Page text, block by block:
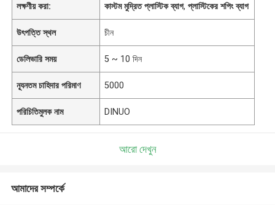
লক্ষণীয় করা: কাস্টম মুদ্রিত প্লাস্টিক ব্যাগ,প্লাস্টিকের শপিং ব্যাগ
উৎপত্তি স্থল চীন
ডেলিভারি সময় 5 ~ 10 দিন
ন্যূনতম চাহিদার পরিমাণ 5000
পরিচিতিমুলক নাম DINUO
আরো দেখুন
আমাদের সম্পর্কে